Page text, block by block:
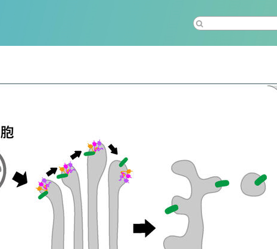
総合理工 総合生物 複合領域
生命農学研究科 (116) トランスフォーマティブ生命分子研究所 (75)
植物 (33) 機械学習 (31) 高等研究院 (26)
宇宙 (21) 創薬科学研究科 (20) シロイヌナズナ (19)